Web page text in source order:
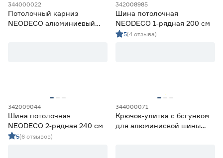
344000022
Потолочный карниз
NEODECO алюминиевый
342008985
Шина потолочная
NEODECO 1‑рядная 200 см
5(4 отзыва)
342009044
Шина потолочная
NEODECO 2‑рядная 240 см
5(6 отзывов)
344000071
Крючок‑улитка с бегунком
для алюминиевой шины